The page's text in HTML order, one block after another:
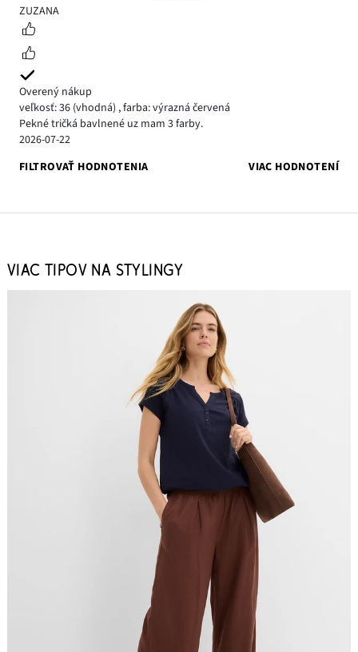
5
ZUZANA
Overený nákup
veľkosť: 36 (vhodná) ,farba: výrazná červená
Pekné tričká bavlnené uz mam 3 farby.
2026-07-22
FILTROVAŤ HODNOTENIA
VIAC HODNOTENÍ
VIAC TIPOV NA STYLINGY